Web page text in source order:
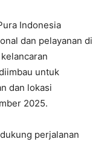
Indonesia
dan pelayanan di
untuk
dan lokasi
2025.
perjalanan